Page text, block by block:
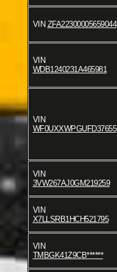
VIN ZFA22300005659044
VIN
WDB1240231A465981
VIN
WF0UXXWPGUFD37655
VIN
3VW267AJ0GM219259
VIN
X7LLSRB1HCH521795
VIN
TMBGK41Z9CB******